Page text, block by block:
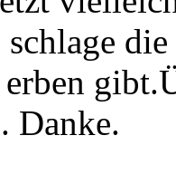
die
Danke.